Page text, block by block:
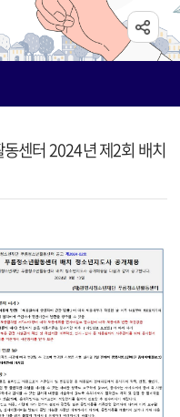
센터 2024년 제2회 배치